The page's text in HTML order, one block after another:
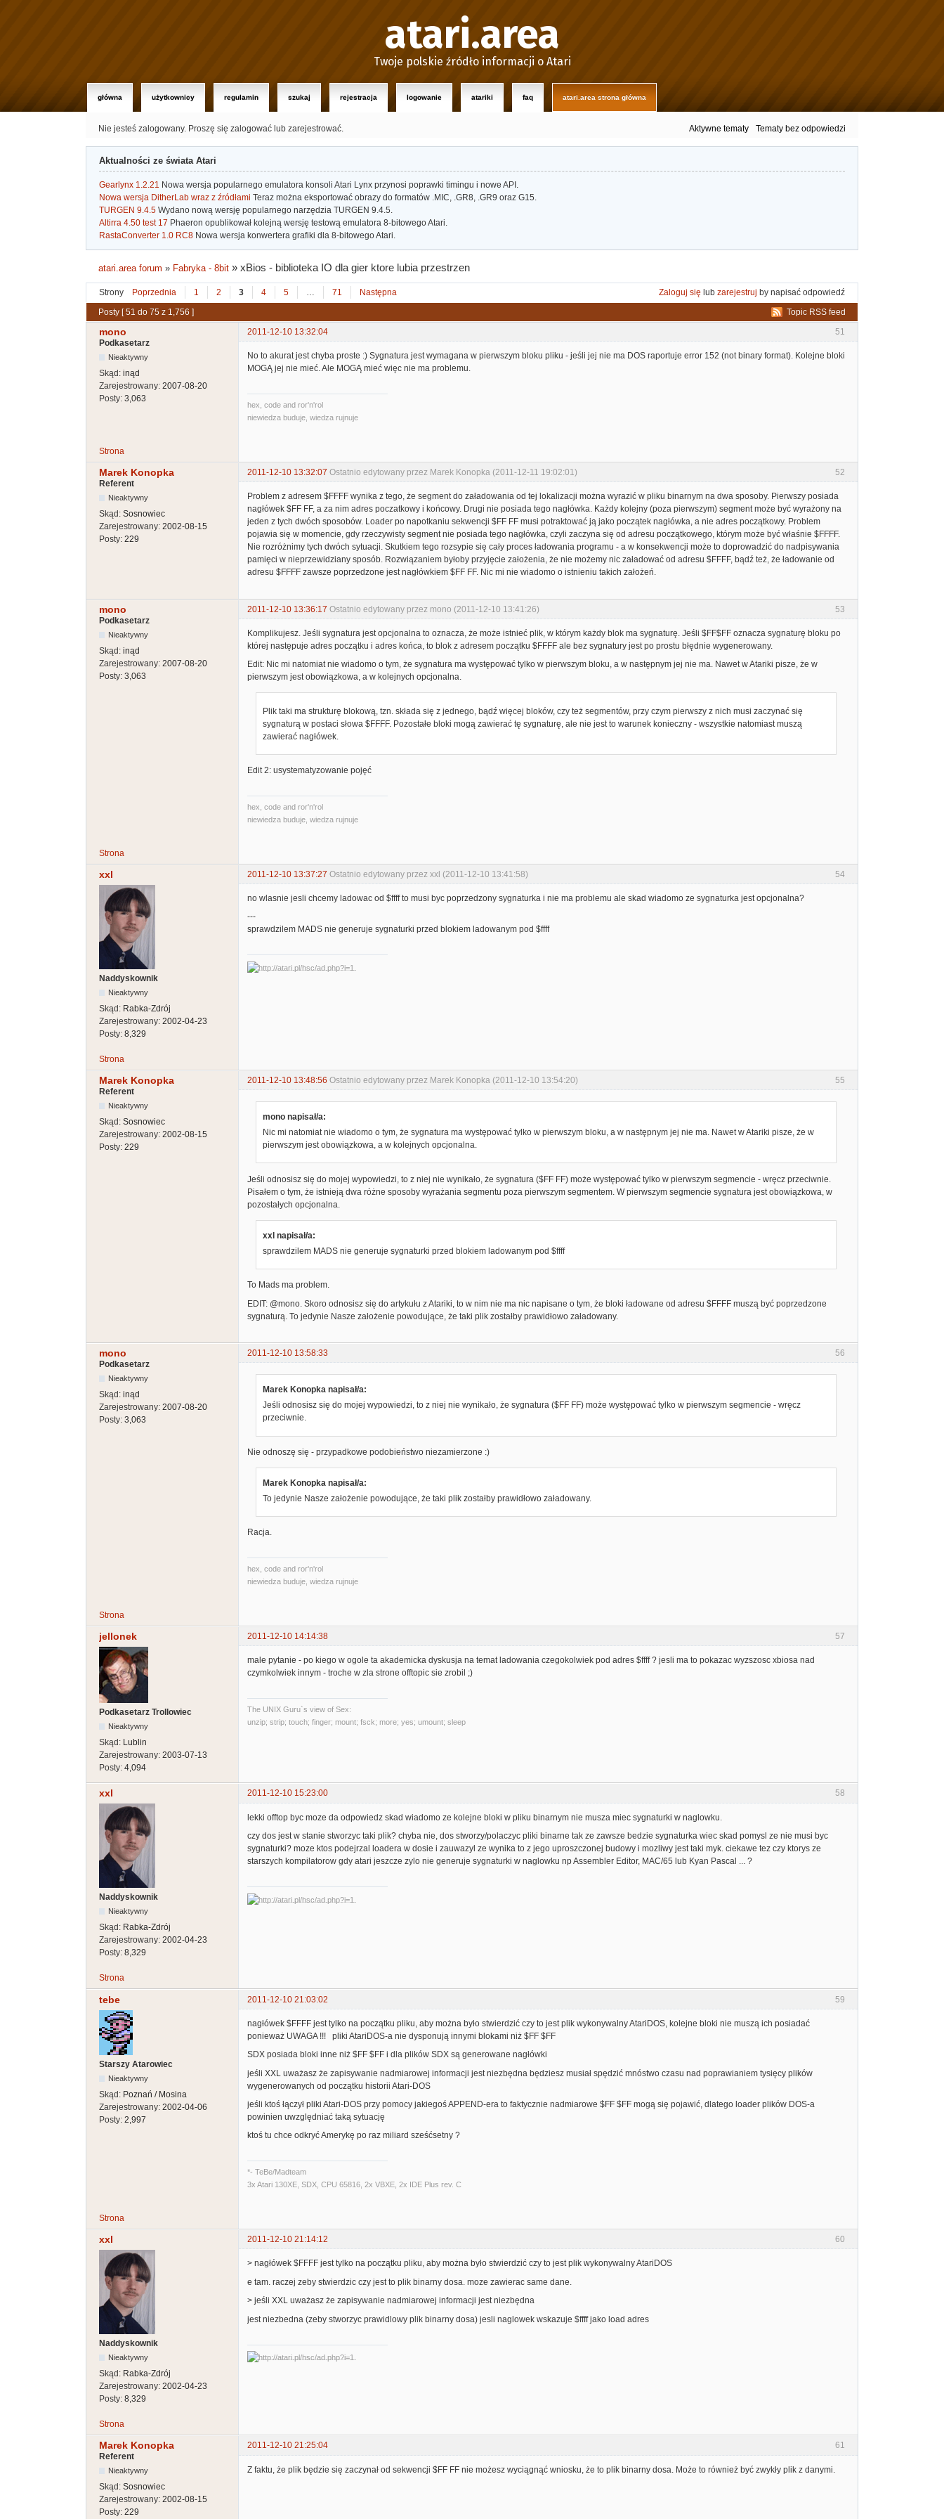
atari.area
Twoje polskie źródło informacji o Atari
główna użytkownicy regulamin szukaj rejestracja logowanie atariki faq atari.area strona główna
Nie jesteś zalogowany. Proszę się zalogować lub zarejestrować. Aktywne tematy Tematy bez odpowiedzi
Aktualności ze świata Atari
Gearlynx 1.2.21 Nowa wersja popularnego emulatora konsoli Atari Lynx przynosi poprawki timingu i nowe API.
Nowa wersja DitherLab wraz z źródłami Teraz można eksportować obrazy do formatów .MIC, .GR8, .GR9 oraz G15.
TURGEN 9.4.5 Wydano nową wersję popularnego narzędzia TURGEN 9.4.5.
Altirra 4.50 test 17 Phaeron opublikował kolejną wersję testową emulatora 8-bitowego Atari.
RastaConverter 1.0 RC8 Nowa wersja konwertera grafiki dla 8-bitowego Atari.
atari.area forum » Fabryka - 8bit »xBios - biblioteka IO dla gier ktore lubia przestrzen
Strony Poprzednia 1 2 3 4 5 … 71 Następna Zaloguj się lub zarejestruj by napisać odpowiedź
Topic RSS feed
Posty [ 51 do 75 z 1,756 ]
51
mono
2011-12-10 13:32:04
Podkasetarz
Nieaktywny
Skąd: inąd
Zarejestrowany: 2007-08-20
Posty: 3,063
No to akurat jest chyba proste :) Sygnatura jest wymagana w pierwszym bloku pliku - jeśli jej nie ma DOS raportuje error 152 (not binary format). Kolejne bloki
MOGĄ jej nie mieć. Ale MOGĄ mieć więc nie ma problemu.
hex, code and ror'n'rol
niewiedza buduje, wiedza rujnuje
Strona
52
Marek Konopka 2011-12-10 13:32:07 Ostatnio edytowany przez Marek Konopka (2011-12-11 19:02:01)
Referent
Nieaktywny
Skąd: Sosnowiec
Zarejestrowany: 2002-08-15
Posty: 229
Problem z adresem $FFFF wynika z tego, że segment do załadowania od tej lokalizacji można wyrazić w pliku binarnym na dwa sposoby. Pierwszy posiada
nagłówek $FF FF, a za nim adres poczatkowy i końcowy. Drugi nie posiada tego nagłówka. Każdy kolejny (poza pierwszym) segment może być wyrażony na
jeden z tych dwóch sposobów. Loader po napotkaniu sekwencji $FF FF musi potraktować ją jako początek nagłówka, a nie adres początkowy. Problem
pojawia się w momencie, gdy rzeczywisty segment nie posiada tego nagłówka, czyli zaczyna się od adresu początkowego, którym może być właśnie $FFFF.
Nie rozróżnimy tych dwóch sytuacji. Skutkiem tego rozsypie się cały proces ładowania programu - a w konsekwencji może to doprowadzić do nadpisywania
pamięci w nieprzewidziany sposób. Rozwiązaniem byłoby przyjęcie założenia, że nie możemy nic załadować od adresu $FFFF, bądź też, że ładowanie od
adresu $FFFF zawsze poprzedzone jest nagłówkiem $FF FF. Nic mi nie wiadomo o istnieniu takich założeń.
53
mono 2011-12-10 13:36:17 Ostatnio edytowany przez mono (2011-12-10 13:41:26)
Podkasetarz
Nieaktywny
Skąd: inąd
Zarejestrowany: 2007-08-20
Posty: 3,063
Komplikujesz. Jeśli sygnatura jest opcjonalna to oznacza, że może istnieć plik, w którym każdy blok ma sygnaturę. Jeśli $FF$FF oznacza sygnaturę bloku po
której następuje adres początku i adres końca, to blok z adresem początku $FFFF ale bez sygnatury jest po prostu błędnie wygenerowany.
Edit: Nic mi natomiat nie wiadomo o tym, że sygnatura ma występować tylko w pierwszym bloku, a w następnym jej nie ma. Nawet w Atariki pisze, że w
pierwszym jest obowiązkowa, a w kolejnych opcjonalna.
Plik taki ma strukturę blokową, tzn. składa się z jednego, bądź więcej bloków, czy też segmentów, przy czym pierwszy z nich musi zaczynać się
sygnaturą w postaci słowa $FFFF. Pozostałe bloki mogą zawierać tę sygnaturę, ale nie jest to warunek konieczny - wszystkie natomiast muszą
zawierać nagłówek.
Edit 2: usystematyzowanie pojęć
hex, code and ror'n'rol
niewiedza buduje, wiedza rujnuje
Strona
54
xxl 2011-12-10 13:37:27 Ostatnio edytowany przez xxl (2011-12-10 13:41:58)
Naddyskownik
Nieaktywny
Skąd: Rabka-Zdrój
Zarejestrowany: 2002-04-23
Posty: 8,329
no wlasnie jesli chcemy ladowac od $ffff to musi byc poprzedzony sygnaturka i nie ma problemu ale skad wiadomo ze sygnaturka jest opcjonalna?
---
sprawdzilem MADS nie generuje sygnaturki przed blokiem ladowanym pod $ffff
Strona
55
Marek Konopka 2011-12-10 13:48:56 Ostatnio edytowany przez Marek Konopka (2011-12-10 13:54:20)
Referent
Nieaktywny
Skąd: Sosnowiec
Zarejestrowany: 2002-08-15
Posty: 229
mono napisał/a:
Nic mi natomiat nie wiadomo o tym, że sygnatura ma występować tylko w pierwszym bloku, a w następnym jej nie ma. Nawet w Atariki pisze, że w
pierwszym jest obowiązkowa, a w kolejnych opcjonalna.
Jeśli odnosisz się do mojej wypowiedzi, to z niej nie wynikało, że sygnatura ($FF FF) może występować tylko w pierwszym segmencie - wręcz przeciwnie.
Pisałem o tym, że istnieją dwa różne sposoby wyrażania segmentu poza pierwszym segmentem. W pierwszym segmencie sygnatura jest obowiązkowa, w
pozostałych opcjonalna.
xxl napisał/a:
sprawdzilem MADS nie generuje sygnaturki przed blokiem ladowanym pod $ffff
To Mads ma problem.
EDIT: @mono. Skoro odnosisz się do artykułu z Atariki, to w nim nie ma nic napisane o tym, że bloki ładowane od adresu $FFFF muszą być poprzedzone
sygnaturą. To jedynie Nasze założenie powodujące, że taki plik zostałby prawidłowo załadowany.
56
mono
2011-12-10 13:58:33
Podkasetarz
Nieaktywny
Skąd: inąd
Zarejestrowany: 2007-08-20
Posty: 3,063
Marek Konopka napisał/a:
Jeśli odnosisz się do mojej wypowiedzi, to z niej nie wynikało, że sygnatura ($FF FF) może występować tylko w pierwszym segmencie - wręcz
przeciwnie.
Nie odnoszę się - przypadkowe podobieństwo niezamierzone :)
Marek Konopka napisał/a:
To jedynie Nasze założenie powodujące, że taki plik zostałby prawidłowo załadowany.
Racja.
hex, code and ror'n'rol
niewiedza buduje, wiedza rujnuje
Strona
57
jellonek 2011-12-10 14:14:38
Podkasetarz Trollowiec
Nieaktywny
Skąd: Lublin
Zarejestrowany: 2003-07-13
Posty: 4,094
male pytanie - po kiego w ogole ta akademicka dyskusja na temat ladowania czegokolwiek pod adres $ffff ? jesli ma to pokazac wyzszosc xbiosa nad
czymkolwiek innym - troche w zla strone offtopic sie zrobil ;)
The UNIX Guru`s view of Sex:
unzip; strip; touch; finger; mount; fsck; more; yes; umount; sleep
58
xxl 2011-12-10 15:23:00
Naddyskownik
Nieaktywny
Skąd: Rabka-Zdrój
Zarejestrowany: 2002-04-23
Posty: 8,329
lekki offtop byc moze da odpowiedz skad wiadomo ze kolejne bloki w pliku binarnym nie musza miec sygnaturki w naglowku.
czy dos jest w stanie stworzyc taki plik? chyba nie, dos stworzy/polaczyc pliki binarne tak ze zawsze bedzie sygnaturka wiec skad pomysl ze nie musi byc
sygnaturki? moze ktos podejrzal loadera w dosie i zauwazyl ze wynika to z jego uproszczonej budowy i mozliwy jest taki myk. ciekawe tez czy ktorys ze
starszych kompilatorow gdy atari jeszcze zylo nie generuje sygnaturki w naglowku np Assembler Editor, MAC/65 lub Kyan Pascal ... ?
Strona
59
tebe 2011-12-10 21:03:02
Starszy Atarowiec
Nieaktywny
Skąd: Poznań / Mosina
Zarejestrowany: 2002-04-06
Posty: 2,997
nagłówek $FFFF jest tylko na początku pliku, aby można było stwierdzić czy to jest plik wykonywalny AtariDOS, kolejne bloki nie muszą ich posiadać
ponieważ UWAGA !!! pliki AtariDOS-a nie dysponują innymi blokami niż $FF $FF
SDX posiada bloki inne niż $FF $FF i dla plików SDX są generowane nagłówki
jeśli XXL uważasz że zapisywanie nadmiarowej informacji jest niezbędna będziesz musiał spędzić mnóstwo czasu nad poprawianiem tysięcy plików
wygenerowanych od początku historii Atari-DOS
jeśli ktoś łączył pliki Atari-DOS przy pomocy jakiegoś APPEND-era to faktycznie nadmiarowe $FF $FF mogą się pojawić, dlatego loader plików DOS-a
powinien uwzględniać taką sytuację
ktoś tu chce odkryć Amerykę po raz miliard sześćsetny ?
*- TeBe/Madteam
3x Atari 130XE, SDX, CPU 65816, 2x VBXE, 2x IDE Plus rev. C
Strona
60
xxl 2011-12-10 21:14:12
Naddyskownik
Nieaktywny
Skąd: Rabka-Zdrój
Zarejestrowany: 2002-04-23
Posty: 8,329
> nagłówek $FFFF jest tylko na początku pliku, aby można było stwierdzić czy to jest plik wykonywalny AtariDOS
e tam. raczej zeby stwierdzic czy jest to plik binarny dosa. moze zawierac same dane.
> jeśli XXL uważasz że zapisywanie nadmiarowej informacji jest niezbędna
jest niezbedna (zeby stworzyc prawidlowy plik binarny dosa) jesli naglowek wskazuje $ffff jako load adres
Strona
61
Marek Konopka
2011-12-10 21:25:04
Referent
Nieaktywny
Skąd: Sosnowiec
Zarejestrowany: 2002-08-15
Posty: 229
Z faktu, że plik będzie się zaczynał od sekwencji $FF FF nie możesz wyciągnąć wniosku, że to plik binarny dosa. Może to również być zwykły plik z danymi.